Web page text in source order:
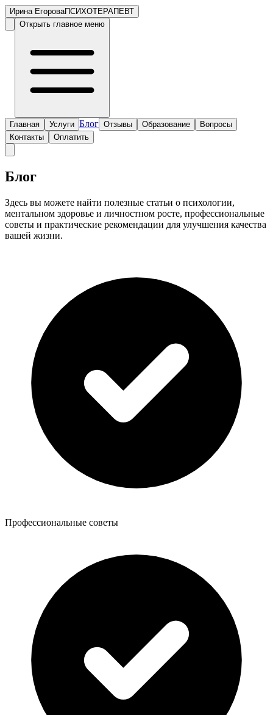
Ирина ЕгороваПСИХОТЕРАПЕВТ
Открыть главное меню
Главная Услуги Блог Отзывы Образование
Вопросы
Контакты
Оплатить
Блог
Здесь вы можете найти полезные статьи о психологии,
ментальном здоровье и личностном росте, профессиональные
советы и практические рекомендации для улучшения качества
вашей жизни.
Профессиональные советы